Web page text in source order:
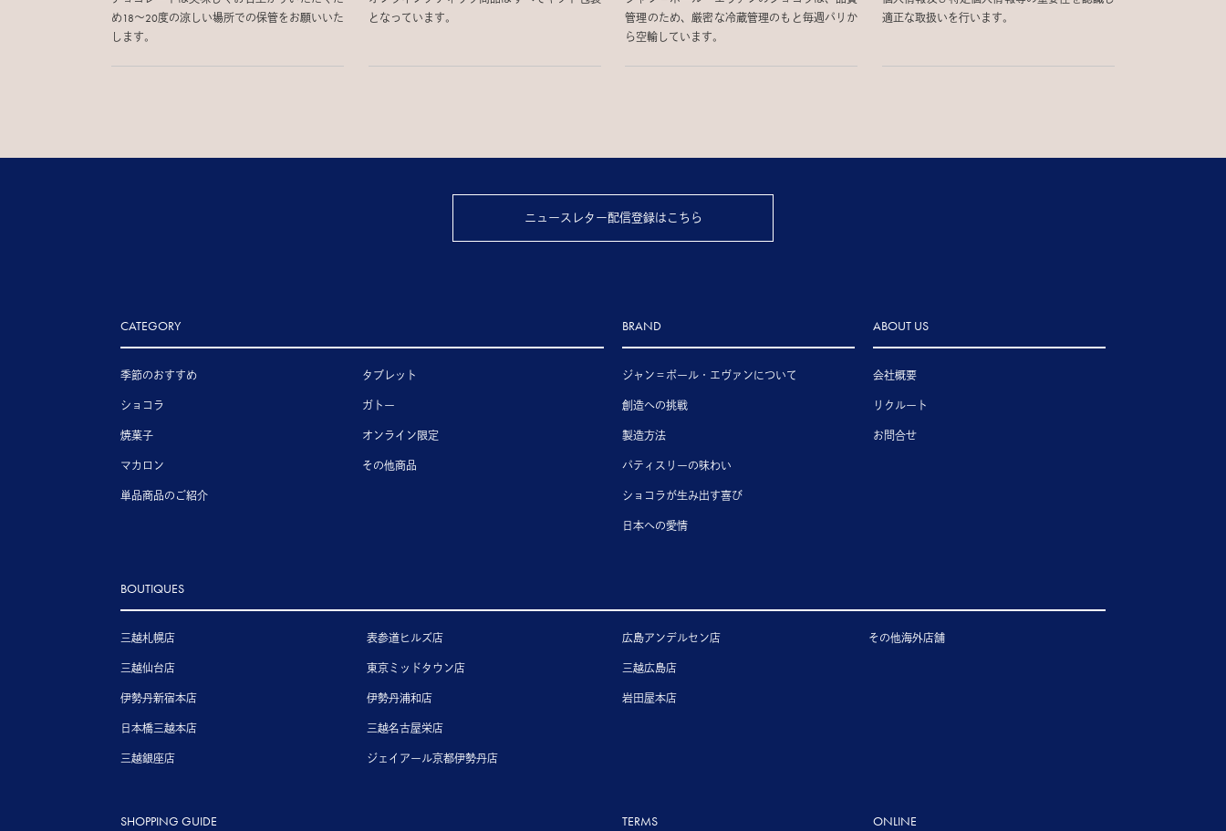
め18〜20度の涼しい場所での保管をお願いいた
します。
となっています。
管理のため、厳密な冷蔵管理のもと毎週パリか
ら空輸しています。
適正な取扱いを行います。
ニュースレター配信登録はこちら
CATEGORY
季節のおすすめ
ショコラ
焼菓子
マカロン
単品商品のご紹介
タブレット
ガトー
オンライン限定
その他商品
BRAND
ジャン＝ポール・エヴァンについて
創造への挑戦
製造方法
パティスリーの味わい
ショコラが生み出す喜び
日本への愛情
ABOUT US
会社概要
リクルート
お問合せ
BOUTIQUES
三越札幌店
三越仙台店
伊勢丹新宿本店
日本橋三越本店
三越銀座店
表参道ヒルズ店
東京ミッドタウン店
伊勢丹浦和店
三越名古屋栄店
ジェイアール京都伊勢丹店
広島アンデルセン店
三越広島店
岩田屋本店
その他海外店舗
SHOPPING GUIDE TERMS ONLINE